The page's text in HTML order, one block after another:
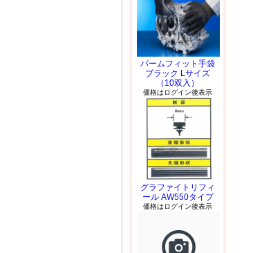
パームフィット手袋
ブラック Lサイズ
（10双入）
価格はログイン後表示
グラファイトリフィ
ール AW550タイプ
価格はログイン後表示